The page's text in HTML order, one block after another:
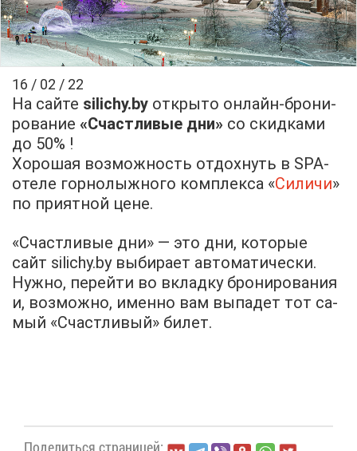
16 / 02 / 22
На сай­те silichy.by от­кры­то он­лайн-бро­ни­
ро­ва­ние «Счаст­ли­вые дни» со скид­ка­ми
до 50% !
Хо­ро­шая воз­мож­ность от­дох­нуть в SPA-
оте­ле гор­но­лыж­но­го ком­плек­са «Си­ли­чи»
по при­ят­ной цене.
«Счаст­ли­вые дни» — это дни, ко­то­рые
сайт silichy.by вы­би­ра­ет ав­то­ма­ти­че­ски.
Нуж­но, пе­рей­ти во вклад­ку бро­ни­ро­ва­ния
и, воз­мож­но, имен­но вам вы­па­дет тот са­
мый «Счаст­ли­вый» би­лет.
По­де­лить­ся стра­ни­цей: